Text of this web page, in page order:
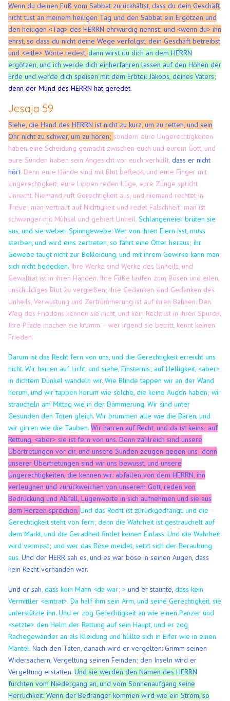
Wenn du deinen Fuß vom Sabbat zurückhältst, dass du dein Geschäft
nicht tust an meinem heiligen Tag und den Sabbat ein Ergötzen und
den heiligen <Tag> des HERRN ehrwürdig nennst; und <wenn du> ihn
ehrst, so dass du nicht deine Wege verfolgst, dein Geschäft betreibst
und <eitle> Worte redest, dann wirst du dich an dem HERRN
ergötzen, und ich werde dich einherfahren lassen auf den Höhen der
Erde und werde dich speisen mit dem Erbteil Jakobs, deines Vaters;
denn der Mund des HERRN hat geredet.
Jesaja 59
Siehe, die Hand des HERRN ist nicht zu kurz, um zu retten, und sein
Ohr nicht zu schwer, um zu hören; sondern eure Ungerechtigkeiten
haben eine Scheidung gemacht zwischen euch und eurem Gott, und
eure Sünden haben sein Angesicht vor euch verhüllt,dass er nicht
hört. Denn eure Hände sind mit Blut befleckt und eure Finger mit
Ungerechtigkeit; eure Lippen reden Lüge, eure Zunge spricht
Unrecht. Niemand ruft Gerechtigkeit aus, und niemand rechtet in
Treue; man vertraut auf Nichtigkeit und redet Falschheit; man ist
schwanger mit Mühsal und gebiert Unheil.Schlangeneier brüten sie
aus, und sie weben Spinngewebe: Wer von ihren Eiern isst, muss
sterben, und wird eins zertreten, so fährt eine Otter heraus;ihr
Gewebe taugt nicht zur Bekleidung, und mit ihrem Gewirke kann man
sich nicht bedecken. Ihre Werke sind Werke des Unheils, und
Gewalttat ist in ihren Händen. Ihre Füße laufen zum Bösen und eilen,
unschuldiges Blut zu vergießen; ihre Gedanken sind Gedanken des
Unheils, Verwüstung und Zertrümmerung ist auf ihren Bahnen. Den
Weg des Friedens kennen sie nicht, und kein Recht ist in ihren Spuren.
Ihre Pfade machen sie krumm – wer irgend sie betritt, kennt keinen
Frieden.
Darum ist das Recht fern von uns, und die Gerechtigkeit erreicht uns
nicht. Wir harren auf Licht, und siehe, Finsternis; auf Helligkeit, <aber>
in dichtem Dunkel wandeln wir.Wie Blinde tappen wir an der Wand
herum, und wir tappen herum wie solche, die keine Augen haben; wir
straucheln am Mittag wie in der Dämmerung. Wir sind unter
Gesunden den Toten gleich.Wir brummen alle wie die Bären, und
wir girren wie die Tauben.Wir harren auf Recht, und da ist keins; auf
Rettung, <aber> sie ist fern von uns.Denn zahlreich sind unsere
Übertretungen vor dir, und unsere Sünden zeugen gegen uns; denn
unserer Übertretungen sind wir uns bewusst, und unsere
Ungerechtigkeiten, die kennen wir: abfallen von dem HERRN, ihn
verleugnen und zurückweichen von unserem Gott, reden von
Bedrückung und Abfall, Lügenworte in sich aufnehmen und sie aus
dem Herzen sprechen.Und das Recht ist zurückgedrängt, und die
Gerechtigkeit steht von fern; denn die Wahrheit ist gestrauchelt auf
dem Markt, und die Geradheit findet keinen Einlass.Und die Wahrheit
wird vermisst; und wer das Böse meidet, setzt sich der Beraubung
aus.Und der HERR sah es, und es war böse in seinen Augen, dass
kein Recht vorhanden war.
Und er sah , dass kein Mann <da war; >und er staunte, dass kein
Vermittler <eintrat>. Da half ihm sein Arm, und seine Gerechtigkeit, sie
unterstützte ihn.Und er zog Gerechtigkeit an wie einen Panzer und
<setzte> den Helm der Rettung auf sein Haupt, und er zog
Rachegewänder an als Kleidung und hüllte sich in Eifer wie in einen
Mantel.Nach den Taten, danach wird er vergelten: Grimm seinen
Widersachern, Vergeltung seinen Feinden; den Inseln wird er
Vergeltung erstatten.Und sie werden den Namen des HERRN
fürchten vom Niedergang an, und vom Sonnenaufgang seine
Herrlichkeit. Wenn der Bedränger kommen wird wie ein Strom, so